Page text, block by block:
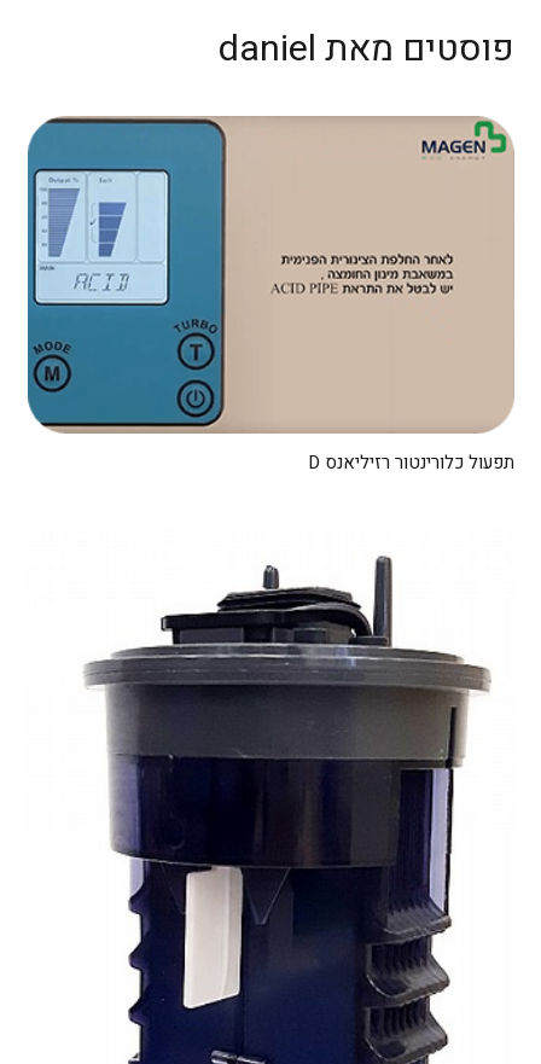
פוסטים מאת daniel
תפעול כלורינטור רזיליאנס D